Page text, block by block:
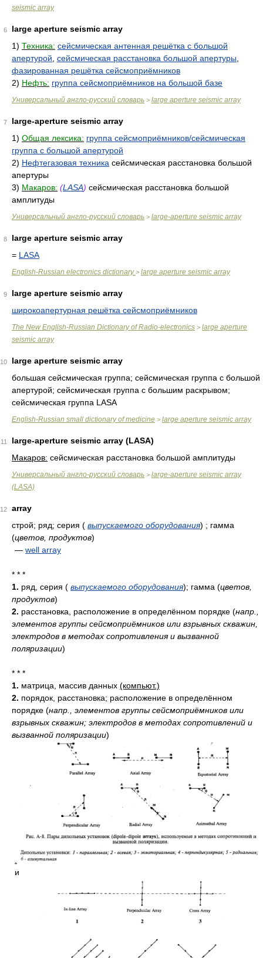
seismic array
6
large aperture seismic array
1) Техника: сейсмическая антенная решётка с большой
апертурой сейсмическая расстановка большой апертуры
фазированная решётка сейсмоприёмников
2) Нефть: группа сейсмоприёмников на большой базе
Универсальный англо-русский словарь > large aperture seismic array
7
large-aperture seismic array
1) Общая лексика: группа сейсмоприёмников/сейсмическая
группа с большой апертурой
2) Нефтегазовая техника сейсмическая расстановка большой
апертуры
3) Макаров: (LASA) сейсмическая расстановка большой
амплитуды
Универсальный англо-русский словарь > large-aperture seismic array
8
large aperture seismic array
= LASA
English-Russian electronics dictionary> large aperture seismic array
9
large aperture seismic array
широкоапертурная решётка сейсмоприёмников
The New English-Russian Dictionary of Radio-electronics > large aperture
seismic array
10
large aperture seismic array
большая сейсмическая группа; сейсмическая группа с большой
апертурой; сейсмическая группа с большим раскрывом;
сейсмическая группа LASA
English-Russian small dictionary of medicine > large aperture seismic array
11
large-aperture seismic array (LASA)
Макаров: сейсмическая расстановка большой амплитуды
Универсальный англо-русский словарь > large-aperture seismic array
(LASA)
12
array
строй; ряд; серия ( выпускаемого оборудования) ; гамма
(цветов, продуктов)
— well array
* * *
1. ряд, серия ( выпускаемого оборудования); гамма (цветов,
продуктов)
2. расстановка, расположение в определённом порядке (напр.,
элементов группы сейсмоприёмников или взрывных скважин,
электродов в методах сопротивления и вызванной
поляризации)
* * *
1. матрица, массив данных (компьют.)
2. порядок, расстановка; расположение в определённом
порядке (напр., элементов группы сейсмоприёмников или
взрывных скважин; электродов в методах сопротивлений и
вызванной поляризации)
.
и